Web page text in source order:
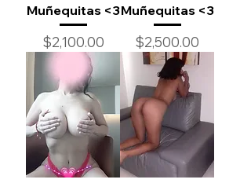
Muñequitas <3
Precio
$2,100.00
Muñequitas <3
Precio
$2,500.00